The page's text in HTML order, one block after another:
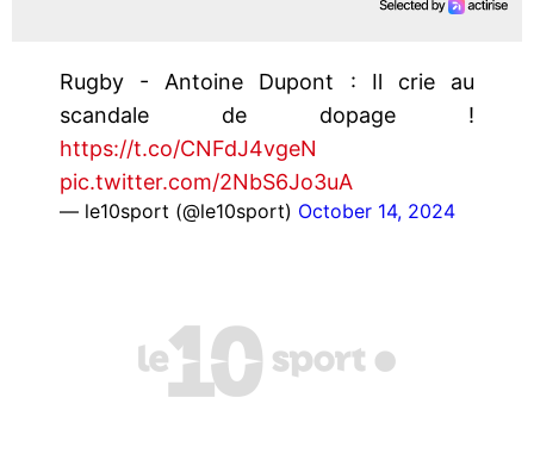
Rugby - Antoine Dupont : Il crie au
scandale de dopage !
https://t.co/CNFdJ4vgeN
pic.twitter.com/2NbS6Jo3uA
— le10sport (@le10sport) October 14, 2024